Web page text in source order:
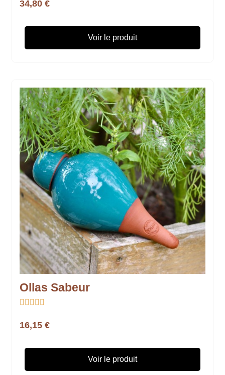
34,80 €
Voir le produit
Ollas Sabeur
    
16,15 €
Voir le produit